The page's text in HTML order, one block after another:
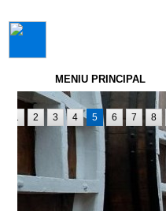
MENIU PRINCIPAL
1 2 3 4 5 6 7 8